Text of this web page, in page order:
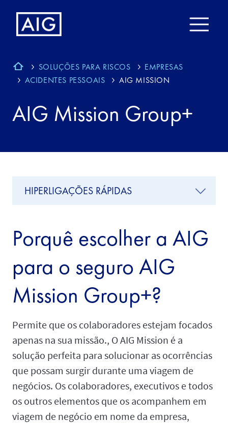
SOLUÇÕES PARA RISCOS
EMPRESAS
ACIDENTES PESSOAIS
AIG MISSION
AIG Mission Group+
Porquê escolher a AIG
para o seguro AIG
Mission Group+?
Permite que os colaboradores estejam focados
apenas na sua missão., O AIG Mission é a
solução perfeita para solucionar as ocorrências
que possam surgir durante uma viagem de
negócios. Os colaboradores, executivos e todos
os outros elementos que os acompanhem em
viagem de negócio em nome da empresa,
HIPERLIGAÇÕES RÁPIDAS